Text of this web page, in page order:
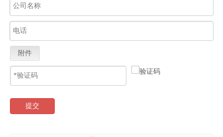
附件
提交